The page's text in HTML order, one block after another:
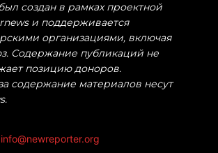
создан в рамках проектной
и поддерживается
организациями, включая
Содержание публикаций не
позицию доноров.
содержание материалов несут
info@newreporter.org